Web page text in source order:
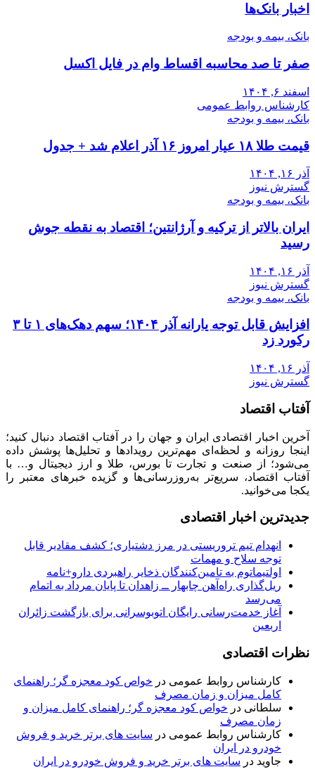
اخبار بانک‌ها
بانک، بیمه و بودجه
صفر تا صد محاسبه اقساط وام در فایل اکسل
اسفند ۶, ۱۴۰۴
کارشناس روابط عمومی
بانک، بیمه و بودجه
قیمت طلا ۱۸ عیار امروز ۱۶ آذر اعلام شد + جدول
آذر ۱۶, ۱۴۰۴
گسترش نیوز
بانک، بیمه و بودجه
ایران بالاتر از ترکیه و آرژانتین؛ اقتصاد به نقطه جوش
رسید
آذر ۱۶, ۱۴۰۴
گسترش نیوز
بانک، بیمه و بودجه
افزایش قابل توجه یارانه آذر ۱۴۰۴؛ سهم دهک‌های ۱ تا ۳
رکورد زد
آذر ۱۶, ۱۴۰۴
گسترش نیوز
آفتاب اقتصاد
آخرین اخبار اقتصادی ایران و جهان را در آفتاب اقتصاد دنبال کنید؛
اینجا روزانه و لحظه‌ای مهم‌ترین رویدادها و تحلیل‌ها پوشش داده
می‌شود؛ از صنعت و تجارت تا بورس، طلا و ارز دیجیتال و… با
آفتاب اقتصاد، سریع‌تر به‌روزرسانی‌ها و گزیده خبرهای معتبر را
یکجا می‌خوانید.
جدیدترین اخبار اقتصادی
انهدام تیم تروریستی در مرز دشتیاری؛ کشف مقادیر قابل
توجه سلاح و مهمات
اولتیماتوم به تامین‌کنندگان ذخایر راهبردی دارو+نامه
ریل‌گذاری راه‌آهن چابهار ــ زاهدان تا پایان مرداد به اتمام
می‌رسد
آغاز خدمت‌رسانی رایگان اتوبوسرانی برای بازگشت زائران
اربعین
نظرات اقتصادی
کارشناس روابط عمومی در خواص کود معجزه گر؛ راهنمای
کامل میزان و زمان مصرف
سلطانی در خواص کود معجزه گر؛ راهنمای کامل میزان و
زمان مصرف
کارشناس روابط عمومی در سایت های برتر خرید و فروش
خودرو در ایران
جاوید در سایت های برتر خرید و فروش خودرو در ایران